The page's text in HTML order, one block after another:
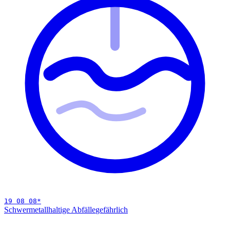
19 08 08*
Schwermetallhaltige Abfällegefährlich